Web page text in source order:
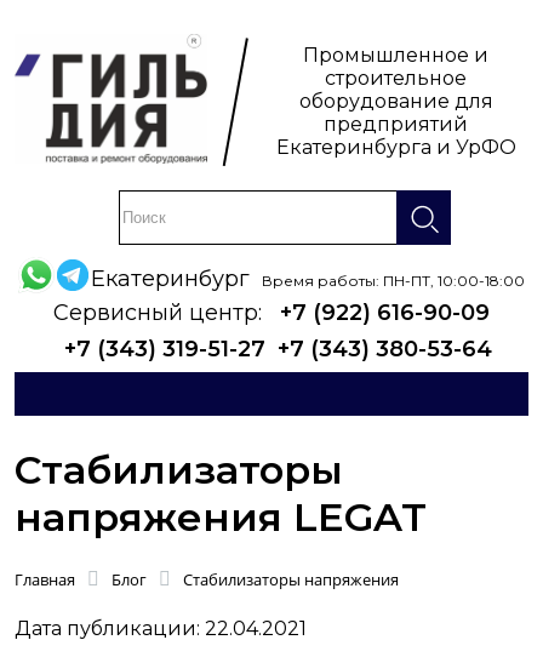
Промышленное и
строительное
оборудование для
предприятий
Екатеринбурга и УрФО
Екатеринбург Время работы: ПН-ПТ, 10:00-18:00
Сервисный центр:
+7 (922) 616-90-09
+7 (343) 319-51-27 +7 (343) 380-53-64
Стабилизаторы
напряжения LEGAT
Главная Блог Стабилизаторы напряжения
Дата публикации: 22.04.2021